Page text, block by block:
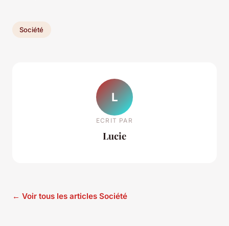
Société
L
ECRIT PAR
Lucie
← Voir tous les articles Société